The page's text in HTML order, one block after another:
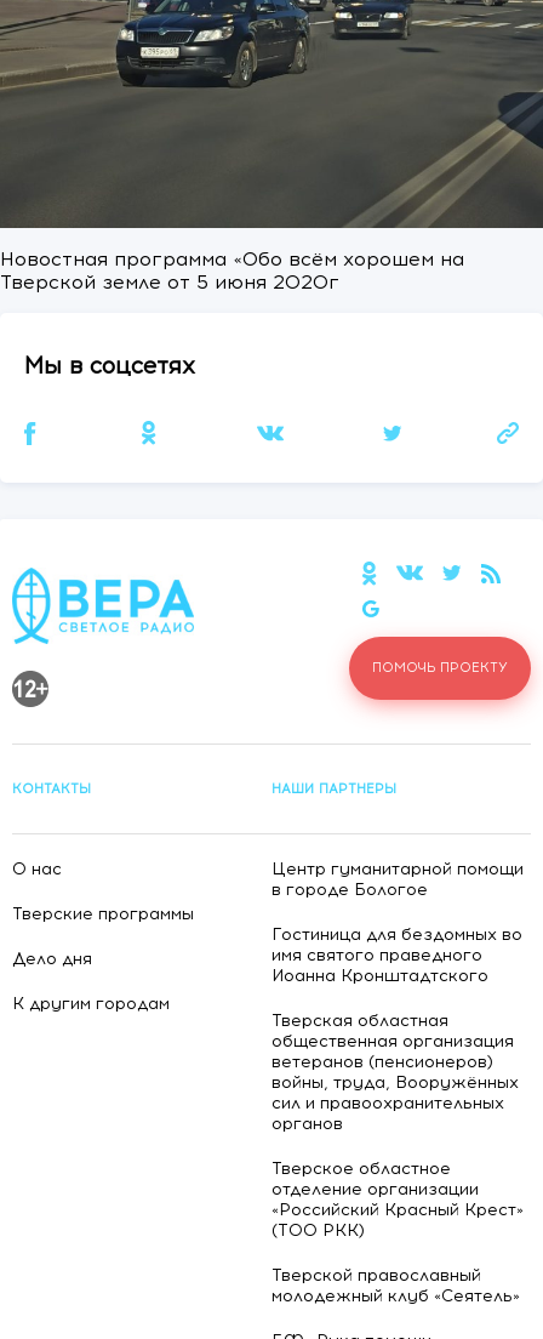
Новостная программа «Обо всём хорошем на
Тверской земле от 5 июня 2020г
Мы в соцсетях
КОНТАКТЫ НАШИ ПАРТНЕРЫ
О нас
Тверские программы
Дело дня
К другим городам
Центр гуманитарной помощи
в городе Бологое
Гостиница для бездомных во
имя святого праведного
Иоанна Кронштадтского
Тверская областная
общественная организация
ветеранов (пенсионеров)
войны, труда, Вооружённых
сил и правоохранительных
органов
Тверское областное
отделение организации
«Российский Красный Крест»
(ТОО РКК)
Тверской православный
молодежный клуб «Сеятель»
ПОМОЧЬ ПРОЕКТУ